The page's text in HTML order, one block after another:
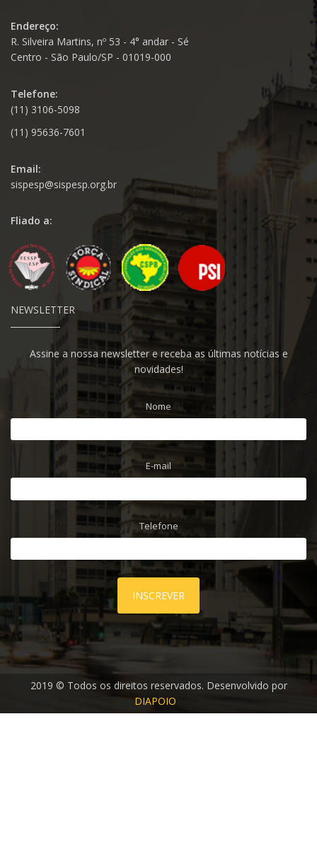
Endereço:
R. Silveira Martins, nº 53 - 4° andar - Sé
Centro - São Paulo/SP - 01019-000
Telefone:
(11) 3106-5098
(11) 95636-7601
Email:
sispesp@sispesp.org.br
Fliado a:
NEWSLETTER
Assine a nossa newsletter e receba as últimas notícias e
novidades!
Nome
E-mail
Telefone
INSCREVER
2019 © Todos os direitos reservados. Desenvolvido por
DIAPOIO